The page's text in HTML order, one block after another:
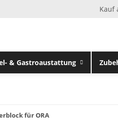
Kauf
& Gastroaustattung
für ORA